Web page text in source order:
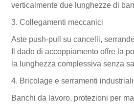
verticalmente due lunghezze di
3. Collegamenti meccanici
Aste push-pull su cancelli,
Il dado di accoppiamento offre la
la lunghezza complessiva senza
4. Bricolage e serramenti industriali
Banchi da lavoro, protezioni per